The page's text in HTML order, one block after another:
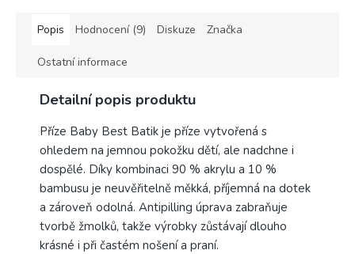
Popis Hodnocení (9) Diskuze Značka
Ostatní informace
Detailní popis produktu
Příze Baby Best Batik je příze vytvořená s
ohledem na jemnou pokožku dětí, ale nadchne i
dospělé. Díky kombinaci 90 % akrylu a 10 %
bambusu je neuvěřitelně měkká, příjemná na dotek
a zároveň odolná. Antipilling úprava zabraňuje
tvorbě žmolků, takže výrobky zůstávají dlouho
krásné i při častém nošení a praní.